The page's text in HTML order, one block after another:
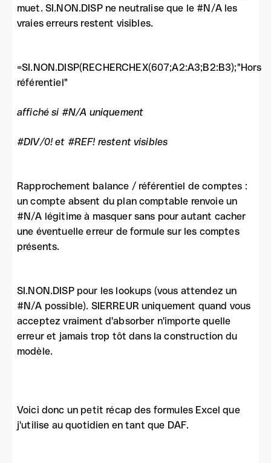
muet. SI.NON.DISP ne neutralise que le #N/A les
vraies erreurs restent visibles.
=SI.NON.DISP(RECHERCHEX(607;A2:A3;B2:B3);"Hors
référentiel"
affiché si #N/A uniquement
#DIV/0! et #REF! restent visibles
Rapprochement balance / référentiel de comptes :
un compte absent du plan comptable renvoie un
#N/A légitime à masquer sans pour autant cacher
une éventuelle erreur de formule sur les comptes
présents.
SI.NON.DISP pour les lookups (vous attendez un
#N/A possible). SIERREUR uniquement quand vous
acceptez vraiment d'absorber n'importe quelle
erreur et jamais trop tôt dans la construction du
modèle.
Voici donc un petit récap des formules Excel que
j'utilise au quotidien en tant que DAF.